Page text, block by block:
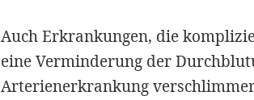
Auch Erkrankungen, die
eine Verminderung der
Arterienerkrankung